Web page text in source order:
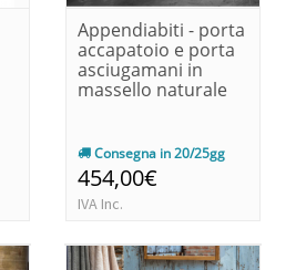
Appendiabiti - porta
accapatoio e porta
asciugamani in
massello naturale
Consegna in 20/25gg
454,00€
IVA Inc.